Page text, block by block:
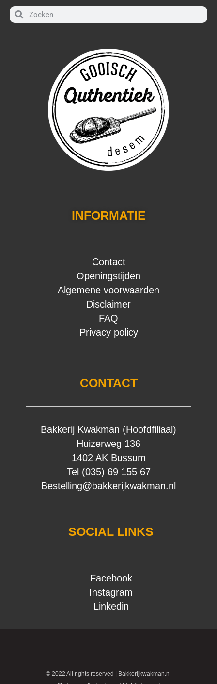
INFORMATIE
Contact
Openingstijden
Algemene voorwaarden
Disclaimer
FAQ
Privacy policy
CONTACT
Bakkerij Kwakman (Hoofdfiliaal)
Huizerweg 136
1402 AK Bussum
Tel (035) 69 155 67
Bestelling@bakkerijkwakman.nl
SOCIAL LINKS
Facebook
Instagram
Linkedin
© 2022 All rights reserved | Bakkerijkwakman.nl